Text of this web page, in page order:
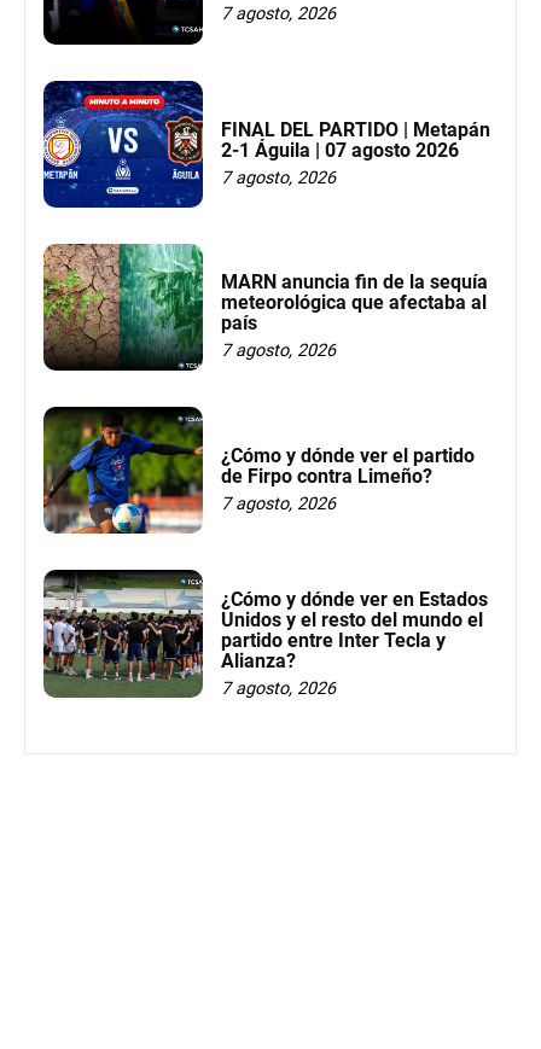
7 agosto, 2026
FINAL DEL PARTIDO | Metapán
2-1 Águila | 07 agosto 2026
7 agosto, 2026
MARN anuncia fin de la sequía
meteorológica que afectaba al
país
7 agosto, 2026
¿Cómo y dónde ver el partido
de Firpo contra Limeño?
7 agosto, 2026
¿Cómo y dónde ver en Estados
Unidos y el resto del mundo el
partido entre Inter Tecla y
Alianza?
7 agosto, 2026